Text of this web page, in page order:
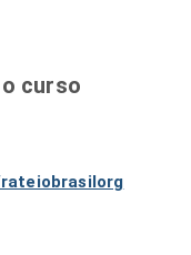
curso